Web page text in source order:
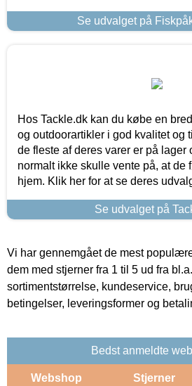
Se udvalget på
Hos Tackle.dk kan du købe en
og outdoorartikler i god kvalitet og
de fleste af deres varer er på lager
normalt ikke skulle vente på, at de
hjem. Klik her for at se deres
Se udvalget på
Vi har gennemgået de mest
dem med stjerner fra 1 til 5 ud fra
sortimentstørrelse, kundeservice,
betingelser, leveringsformer og
Bedst anmeldte
Webshop Stjerner